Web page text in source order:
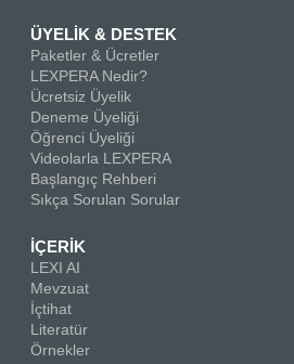
ÜYELİK & DESTEK
Paketler & Ücretler
LEXPERA Nedir?
Ücretsiz Üyelik
Deneme Üyeliği
Öğrenci Üyeliği
Videolarla LEXPERA
Başlangıç Rehberi
Sıkça Sorulan Sorular
İÇERİK
LEXI AI
Mevzuat
İçtihat
Literatür
Örnekler